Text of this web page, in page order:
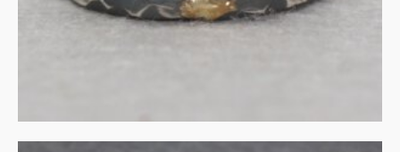
IN WINKELMAND